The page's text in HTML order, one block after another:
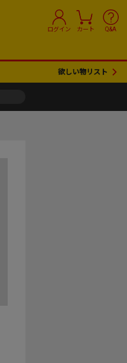
ログイン カート Q&A
欲しい物リスト